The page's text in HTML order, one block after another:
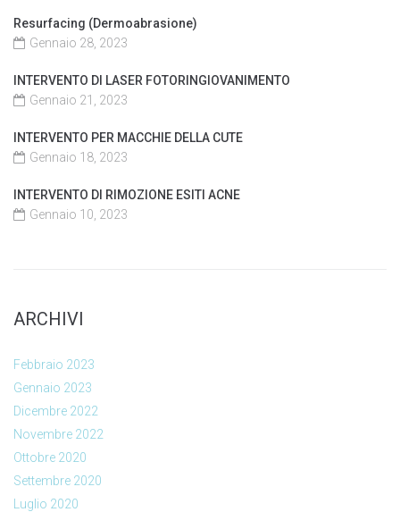
Resurfacing (Dermoabrasione)
Gennaio 28, 2023
INTERVENTO DI LASER FOTORINGIOVANIMENTO
Gennaio 21, 2023
INTERVENTO PER MACCHIE DELLA CUTE
Gennaio 18, 2023
INTERVENTO DI RIMOZIONE ESITI ACNE
Gennaio 10, 2023
ARCHIVI
Febbraio 2023
Gennaio 2023
Dicembre 2022
Novembre 2022
Ottobre 2020
Settembre 2020
Luglio 2020